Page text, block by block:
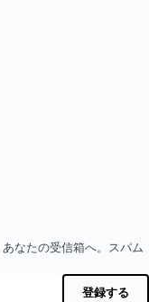
なたの受信箱へ。スパム
登録する